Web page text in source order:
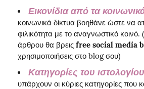
Εικονίδια από τα
κοινωνικά δίκτυα βοηθάνε ώστε να
φιλικότητα με το αναγνωστικό κοινό.
άρθρου θα βρεις free social media
χρησιμοποιήσεις στο blog σου)
Κατηγορίες του ιστολογίου
υπάρχουν οι κύριες κατηγορίες που